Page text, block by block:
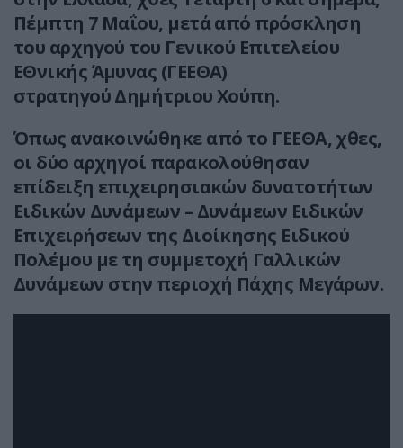
Πέμπτη 7 Μαΐου, μετά από πρόσκληση
του αρχηγού του Γενικού Επιτελείου
ΕΘνικής Άμυνας (ΓΕΕΘΑ)
στρατηγού Δημήτριου Χούπη.
Όπως ανακοινώθηκε από το ΓΕΕΘΑ, χθες,
οι δύο αρχηγοί παρακολούθησαν
επίδειξη επιχειρησιακών δυνατοτήτων
Ειδικών Δυνάμεων – Δυνάμεων Ειδικών
Επιχειρήσεων της Διοίκησης Ειδικού
Πολέμου με τη συμμετοχή Γαλλικών
Δυνάμεων στην περιοχή Πάχης Μεγάρων.